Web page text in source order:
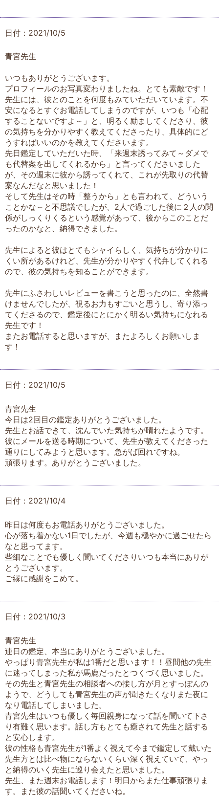
日付：2021/10/5
青宮先生
いつもありがとうございます。
プロフィールのお写真変わりましたね。とても素敵です！
先生には、彼とのことを何度もみていただいています。不
安になるとすぐお電話してしまうのですが、いつも「心配
することないですよ～」と、明るく励ましてくださり、彼
の気持ちを分かりやすく教えてくださったり、具体的にど
うすればいいのかを教えてくださいます。
先日鑑定していただいた時、「来週末誘ってみて～ダメで
も代替案を出してくれるから」と言ってくださいました
が、その週末に彼から誘ってくれて、これが先取りの代替
案なんだなと思いました！
そして先生はその時「整うから」とも言われて、どういう
ことかな～と不思議でしたが、2人で過ごした後に２人の関
係がしっくりくるという感覚があって、後からこのことだ
ったのかなと、納得できました。
先生によると彼はとてもシャイらしく、気持ちが分かりに
くい所があるけれど、先生が分かりやすく代弁してくれる
ので、彼の気持ちを知ることができます。
先生にふさわしいレビューを書こうと思ったのに、全然書
けませんでしたが、視るお力もすごいと思うし、寄り添っ
てくださるので、鑑定後にとにかく明るい気持ちになれる
先生です！
またお電話すると思いますが、またよろしくお願いしま
す！
日付：2021/10/5
青宮先生
今日は2回目の鑑定ありがとうございました。
先生とお話できて、沈んでいた気持ちが晴れたようです。
彼にメールを送る時期について、先生が教えてくださった
通りにしてみようと思います。急がば回れですね。
頑張ります。ありがとうございました。
日付：2021/10/4
昨日は何度もお電話ありがとうございました。
心が落ち着かない1日でしたが、今週も穏やかに過ごせたら
なと思ってます。
些細なことでも優しく聞いてくださりいつも本当にありが
とうございます。
ご縁に感謝をこめて。
日付：2021/10/3
青宮先生
連日の鑑定、本当にありがとうございました。
やっぱり青宮先生が私は1番だと思います！！昼間他の先生
に迷ってしまった私が馬鹿だったとつくづく思いました。
その先生と青宮先生の相談者への接し方が月とすっぽんの
ようで、どうしても青宮先生の声が聞きたくなりまた夜に
なり電話してしまいました。
青宮先生はいつも優しく毎回親身になって話を聞いて下さ
り有難く思います。話し方もとても癒されて先生と話する
と安心します。
彼の性格も青宮先生が1番よく視えて今まで鑑定して戴いた
先生方とは比べ物にならないくらい深く視えていて、やっ
と納得のいく先生に巡り会えたと思いました。
先生、また週末お電話します！明日からまた仕事頑張りま
す。また彼の話聞いてくださいね。